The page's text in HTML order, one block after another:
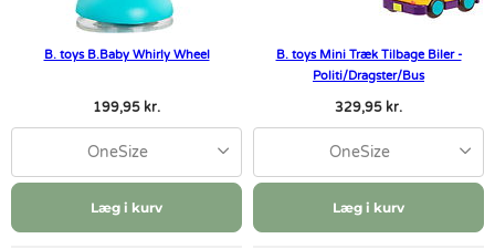
B. toys B.Baby Whirly Wheel
199,95 kr.
OneSize
Læg i kurv
B. toys Mini Træk Tilbage Biler -
Politi/Dragster/Bus
329,95 kr.
OneSize
Læg i kurv